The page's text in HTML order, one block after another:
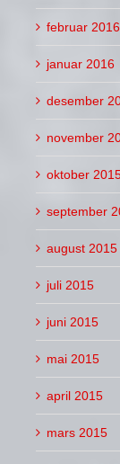
februar 2016
januar 2016
desember
november
oktober
september
august 2015
juli 2015
juni 2015
mai 2015
april 2015
mars 2015